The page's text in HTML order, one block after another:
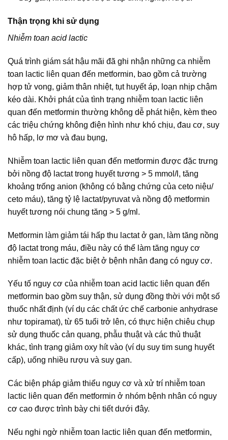
Thận trọng khi sử dụng
Nhiễm toan acid lactic
Quá trình giám sát hậu mãi đã ghi nhận những ca nhiễm
toan lactic liên quan đến metformin, bao gồm cả trường
hợp tử vong, giảm thân nhiệt, tụt huyết áp, loạn nhịp chậm
kéo dài. Khởi phát của tình trạng nhiễm toan lactic liên
quan đến metformin thường không dễ phát hiện, kèm theo
các triệu chứng không điện hình như khó chịu, đau cơ, suy
hô hấp, lơ mơ và đau bụng,
Nhiễm toan lactic liên quan đến metformin được đặc trưng
bởi nồng độ lactat trong huyết tương > 5 mmol/l, tăng
khoảng trống anion (không có bằng chứng của ceto niệu/
ceto máu), tăng tỷ lệ lactat/pyruvat và nồng độ metformin
huyết tương nói chung tăng > 5 g/ml.
Metformin làm giảm tái hấp thu lactat ở gan, làm tăng nồng
độ lactat trong máu, điều này có thể làm tăng nguy cơ
nhiễm toan lactic đặc biệt ở bệnh nhân đang có nguy cơ.
Yếu tố nguy cơ của nhiễm toan acid lactic liên quan đến
metformin bao gồm suy thận, sử dụng đồng thời với một số
thuốc nhất định (ví dụ các chất ức chế carbonie anhydrase
như topiramat), từ 65 tuổi trở lên, có thực hiện chiêu chụp
sử dụng thuốc cản quang, phẫu thuật và các thủ thuật
khác, tình trạng giảm oxy hít vào (ví dụ suy tim sung huyết
cấp), uống nhiều rượu và suy gan.
Các biện pháp giảm thiểu nguy cơ và xử trí nhiễm toan
lactic liên quan đến metformin ở nhóm bệnh nhân có nguy
cơ cao được trình bày chi tiết dưới đây.
Nếu nghi ngờ nhiễm toan lactic liên quan đến metformin,